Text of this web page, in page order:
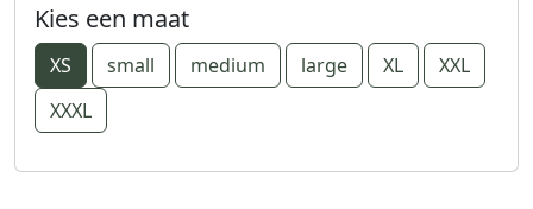
Kies een maat
XS small medium large XL
XXL
XXXL